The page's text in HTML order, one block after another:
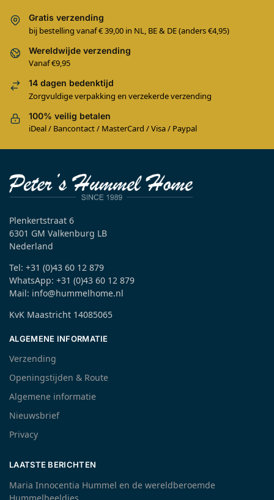
Gratis verzending
bij bestelling vanaf € 39,00 in NL, BE & DE (anders €4,95)
Wereldwijde verzending
Vanaf €9,95
14 dagen bedenktijd
Zorgvuldige verpakking en verzekerde verzending
100% veilig betalen
iDeal / Bancontact / MasterCard / Visa / Paypal
Plenkertstraat 6
6301 GM Valkenburg LB
Nederland
Tel: +31 (0)43 60 12 879
WhatsApp: +31 (0)43 60 12 879
Mail: info@hummelhome.nl
KvK Maastricht 14085065
ALGEMENE INFORMATIE
Verzending
Openingstijden & Route
Algemene informatie
Nieuwsbrief
Privacy
LAATSTE BERICHTEN
Maria Innocentia Hummel en de wereldberoemde
Hummelbeeldjes